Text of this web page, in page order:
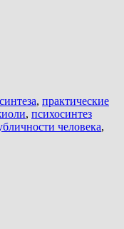
, практические
, психосинтез
человека,